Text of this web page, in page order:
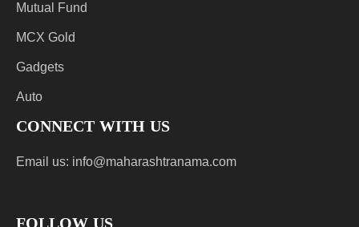
Mutual Fund
MCX Gold
Gadgets
Auto
CONNECT WITH US
Email us: info@maharashtranama.com